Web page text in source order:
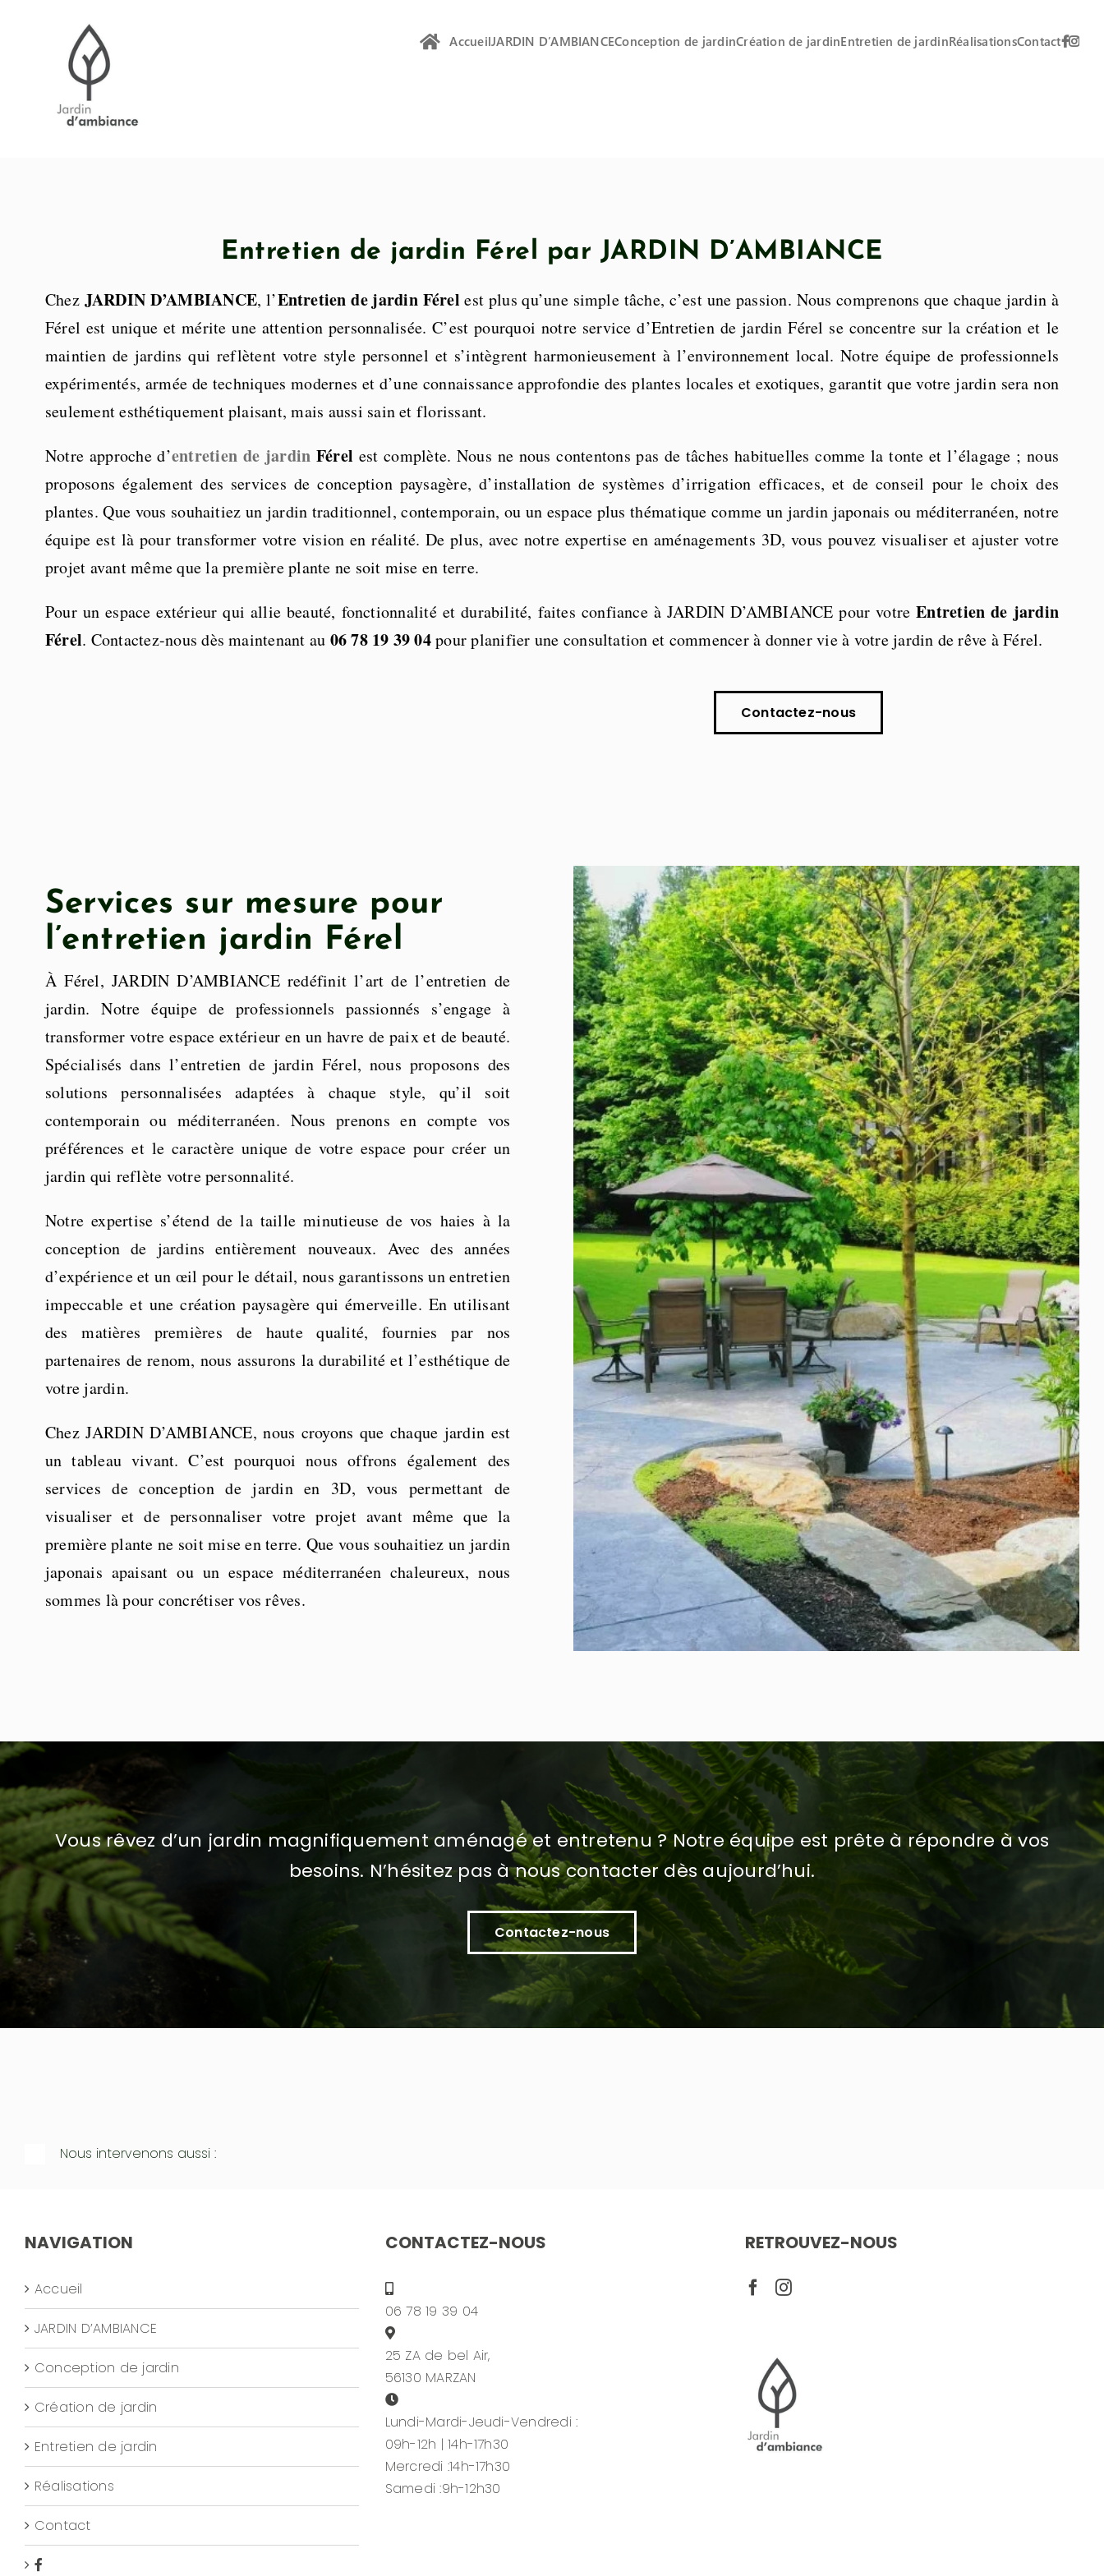
AccueilJARDIN D’AMBIANCEConception de jardinCréation de jardinEntretien de jardinRéalisationsContact
Entretien de jardin Férel par JARDIN D’AMBIANCE
Chez JARDIN D’AMBIANCE, l’Entretien de jardin Férel est plus qu’une simple tâche, c’est une passion. Nous comprenons que chaque jardin à
Férel est unique et mérite une attention personnalisée. C’est pourquoi notre service d’Entretien de jardin Férel se concentre sur la création et le
maintien de jardins qui reflètent votre style personnel et s’intègrent harmonieusement à l’environnement local. Notre équipe de professionnels
expérimentés, armée de techniques modernes et d’une connaissance approfondie des plantes locales et exotiques, garantit que votre jardin sera non
seulement esthétiquement plaisant, mais aussi sain et florissant.
Notre approche d’entretien de jardin Férel est complète. Nous ne nous contentons pas de tâches habituelles comme la tonte et l’élagage ; nous
proposons également des services de conception paysagère, d’installation de systèmes d’irrigation efficaces, et de conseil pour le choix des
plantes. Que vous souhaitiez un jardin traditionnel, contemporain, ou un espace plus thématique comme un jardin japonais ou méditerranéen, notre
équipe est là pour transformer votre vision en réalité. De plus, avec notre expertise en aménagements 3D, vous pouvez visualiser et ajuster votre
projet avant même que la première plante ne soit mise en terre.
Pour un espace extérieur qui allie beauté, fonctionnalité et durabilité, faites confiance à JARDIN D’AMBIANCE pour votreEntretien de jardin
Férel. Contactez-nous dès maintenant au 06 78 19 39 04pour planifier une consultation et commencer à donner vie à votre jardin de rêve à Férel.
Contactez-nous
Services sur mesure pour
l’entretien jardin Férel
À Férel, JARDIN D’AMBIANCE redéfinit l’art de l’entretien de
jardin. Notre équipe de professionnels passionnés s’engage à
transformer votre espace extérieur en un havre de paix et de beauté.
Spécialisés dans l’entretien de jardin Férel, nous proposons des
solutions personnalisées adaptées à chaque style, qu’il soit
contemporain ou méditerranéen. Nous prenons en compte vos
préférences et le caractère unique de votre espace pour créer un
jardin qui reflète votre personnalité.
Notre expertise s’étend de la taille minutieuse de vos haies à la
conception de jardins entièrement nouveaux. Avec des années
d’expérience et un œil pour le détail, nous garantissons un entretien
impeccable et une création paysagère qui émerveille. En utilisant
des matières premières de haute qualité, fournies par nos
partenaires de renom, nous assurons la durabilité et l’esthétique de
votre jardin.
Chez JARDIN D’AMBIANCE, nous croyons que chaque jardin est
un tableau vivant. C’est pourquoi nous offrons également des
services de conception de jardin en 3D, vous permettant de
visualiser et de personnaliser votre projet avant même que la
première plante ne soit mise en terre. Que vous souhaitiez un jardin
japonais apaisant ou un espace méditerranéen chaleureux, nous
sommes là pour concrétiser vos rêves.
Vous rêvez d’un jardin magnifiquement aménagé et entretenu ? Notre équipe est prête à répondre à vos
besoins. N’hésitez pas à nous contacter dès aujourd’hui.
Contactez-nous
Nous intervenons aussi :
NAVIGATION
Accueil
JARDIN D’AMBIANCE
Conception de jardin
Création de jardin
Entretien de jardin
Réalisations
Contact
CONTACTEZ-NOUS
06 78 19 39 04
25 ZA de bel Air,
56130 MARZAN
Lundi-Mardi-Jeudi-Vendredi :
09h-12h | 14h-17h30
Mercredi :14h-17h30
Samedi :9h-12h30
RETROUVEZ-NOUS